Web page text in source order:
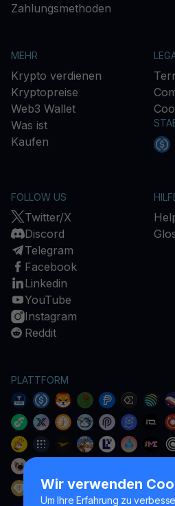
Wir verwenden
Um Ihre Erfahrung zu
Zahlungsmethoden
MEHR
Krypto verdienen
Kryptopreise
Web3 Wallet
Was ist
Kaufen
FOLLOW US
Twitter/X
Discord
Telegram
Facebook
Linkedin
YouTube
Instagram
Reddit
PLATTFORM